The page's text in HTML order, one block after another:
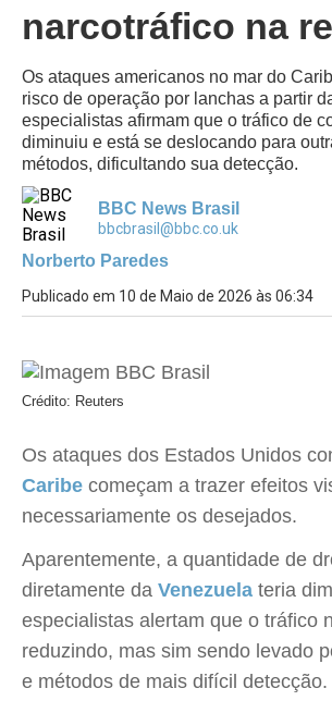
narcotráfico na
Os ataques americanos no mar do
risco de operação por lanchas a partir
especialistas afirmam que o tráfico de
diminuiu e está se deslocando para
métodos, dificultando sua detecção.
BBC News Brasil
bbcbrasil@bbc.co.uk
Norberto Paredes
Publicado em 10 de Maio de 2026 às 06:34
Crédito: Reuters
Os ataques dos Estados Unidos
Caribe começam a trazer efeitos
necessariamente os desejados.
Aparentemente, a quantidade de
diretamente da Venezuela teria
especialistas alertam que o tráfico
reduzindo, mas sim sendo levado
e métodos de mais difícil detecção.